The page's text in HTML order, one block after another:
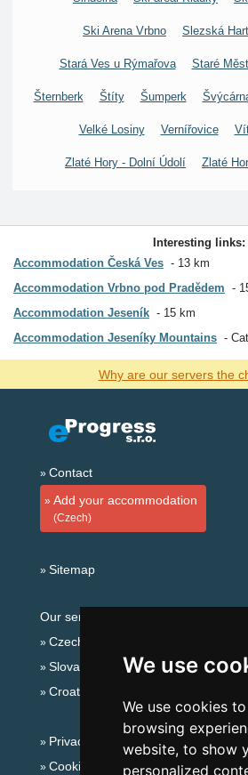
We use
We use cookies
browsing
website, to show
personalized
Ski Arena Vrbno Slezská
Stará Ves u Rýmařova Staré
Šternberk Štíty Šumperk
Velké Losiny Vernířovice
Zlaté Hory - Dolní Údolí Zlaté
Interesting links:
Accommodation Česká Ves
13 km
Accommodation Vrbno pod Pradědem
Accommodation Jeseník
15 km
Accommodation Jeseníky Mountains
Why are our servers the
Contact
Add your accommodation
(Czech)
Sitemap
Our servers:
Czech mountains
Slovakian mountains
Croatian Adriatic
Privacy policy
Cookies